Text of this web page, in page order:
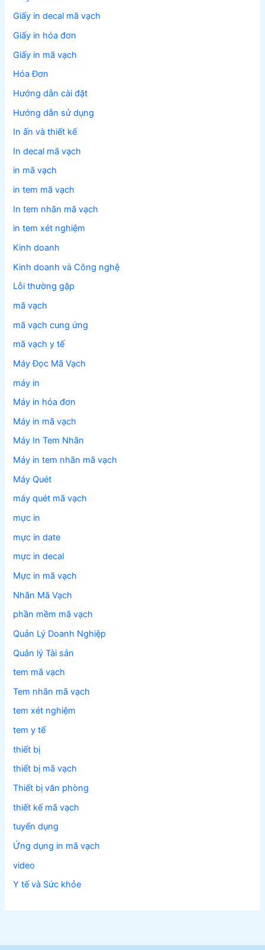
Giấy in decal mã vạch
Giấy in hóa đơn
Giấy in mã vạch
Hóa Đơn
Hướng dẫn cài đặt
Hướng dẫn sử dụng
In ấn và thiết kế
In decal mã vạch
in mã vạch
in tem mã vạch
In tem nhãn mã vạch
in tem xét nghiệm
Kinh doanh
Kinh doanh và Công nghệ
Lỗi thường gặp
mã vạch
mã vạch cung ứng
mã vạch y tế
Máy Đọc Mã Vạch
máy in
Máy in hóa đơn
Máy in mã vạch
Máy In Tem Nhãn
Máy in tem nhãn mã vạch
Máy Quét
máy quét mã vạch
mực in
mực in date
mực in decal
Mực in mã vạch
Nhãn Mã Vạch
phần mềm mã vạch
Quản Lý Doanh Nghiệp
Quản lý Tài sản
tem mã vạch
Tem nhãn mã vạch
tem xét nghiệm
tem y tế
thiết bị
thiết bị mã vạch
Thiết bị văn phòng
thiết kế mã vạch
tuyển dụng
Ứng dụng in mã vạch
video
Y tế và Sức khỏe